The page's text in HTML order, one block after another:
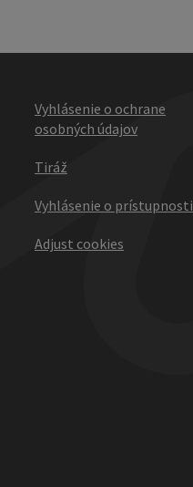
Vyhlásenie o ochrane
osobných údajov
Tiráž
Vyhlásenie o prístupnosti
Adjust cookies